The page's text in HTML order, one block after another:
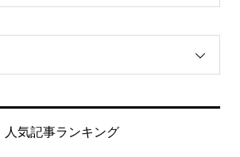
人気記事ランキング